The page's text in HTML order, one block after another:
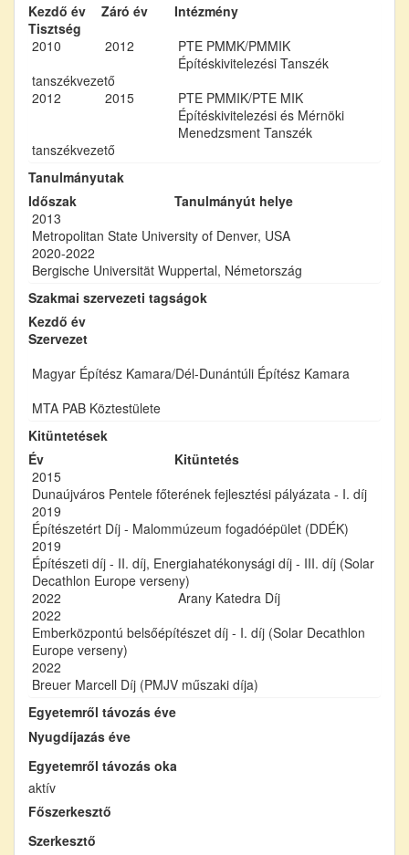
Kezdő év
Záró év
Intézmény
Tisztség
2010
2012
PTE PMMK/PMMIK
Építéskivitelezési Tanszék
tanszékvezető
2012
2015
PTE PMMIK/PTE MIK
Építéskivitelezési és Mérnöki
Menedzsment Tanszék
tanszékvezető
Tanulmányutak
Időszak
Tanulmányút helye
2013
Metropolitan State University of Denver, USA
2020-2022
Bergische Universität Wuppertal, Németország
Szakmai szervezeti tagságok
Kezdő év
Szervezet
Magyar Építész Kamara/Dél-Dunántúli Építész Kamara
MTA PAB Köztestülete
Kitüntetések
Év
Kitüntetés
2015
Dunaújváros Pentele főterének fejlesztési pályázata - I. díj
2019
Építészetért Díj - Malommúzeum fogadóépület (DDÉK)
2019
Építészeti díj - II. díj, Energiahatékonysági díj - III. díj (Solar
Decathlon Europe verseny)
2022
Arany Katedra Díj
2022
Emberközpontú belsőépítészet díj - I. díj (Solar Decathlon
Europe verseny)
2022
Breuer Marcell Díj (PMJV műszaki díja)
Egyetemről távozás éve
Nyugdíjazás éve
Egyetemről távozás oka
aktív
Főszerkesztő
Szerkesztő